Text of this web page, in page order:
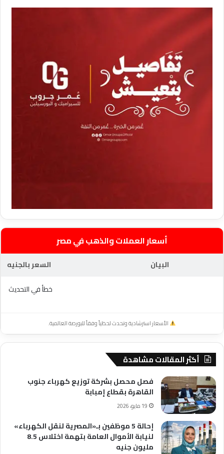
أسعار العملات والذهب في مصر
البيان
السعر بالجنيه
خطأ في التحديث
الأسعار استرشادية وتحدث لحظياً وفقاً للبورصة العالمية.
أكثر المقالات مشاهدة
فصل محصل بشركة توزيع كهرباء جنوب
القاهرة بقطاع إمبابة
19 مايو، 2026
إحالة 5 موظفين بـ«المصرية لنقل الكهرباء»
لنيابة الأموال العامة بتهمة اختلاس 8.5
مليون جنيه